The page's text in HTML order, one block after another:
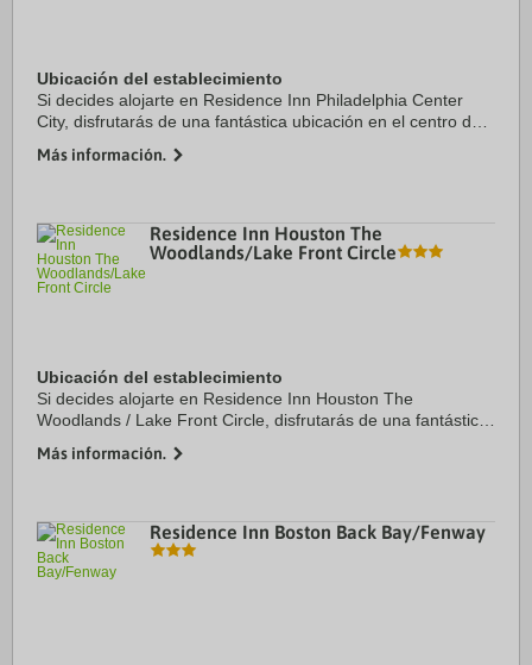
Ubicación del establecimiento
Si decides alojarte en Residence Inn Philadelphia Center
City, disfrutarás de una fantástica ubicación en el centro de
6 min de Pennsylvania ...
Más información.
Residence Inn Houston The
Woodlands/Lake Front Circle
Ubicación del establecimiento
Si decides alojarte en Residence Inn Houston The
Woodlands / Lake Front Circle, disfrutarás de una fantástica
coche de Cynthia Woods Mitchell ...
Más información.
Residence Inn Boston Back Bay/Fenway